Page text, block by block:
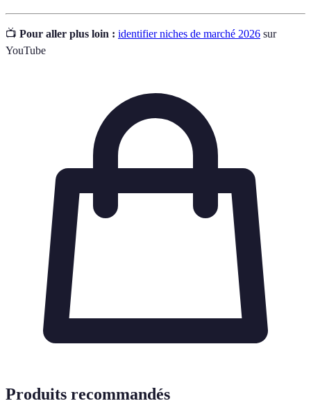
📺 Pour aller plus loin : identifier niches de marché 2026 sur
YouTube
Produits recommandés